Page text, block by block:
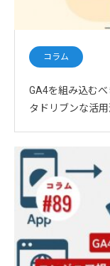
コラム
GA4を組み込む
タドリブンな活